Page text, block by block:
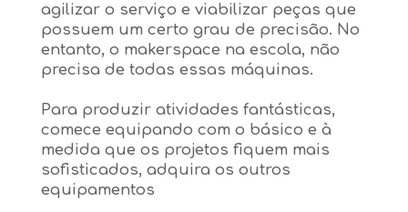
agilizar o serviço e viabilizar peças que
possuem um certo grau de precisão. No
entanto, o makerspace na escola, não
precisa de todas essas máquinas.
Para produzir atividades fantásticas,
comece equipando com o básico e à
medida que os projetos fiquem mais
sofisticados, adquira os outros
equipamentos